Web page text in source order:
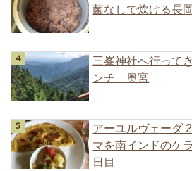
菌なしで炊ける長
三峯神社へ行っ
ンチ 奥宮
アーユルヴェーダ
マを南インドのケ
日目